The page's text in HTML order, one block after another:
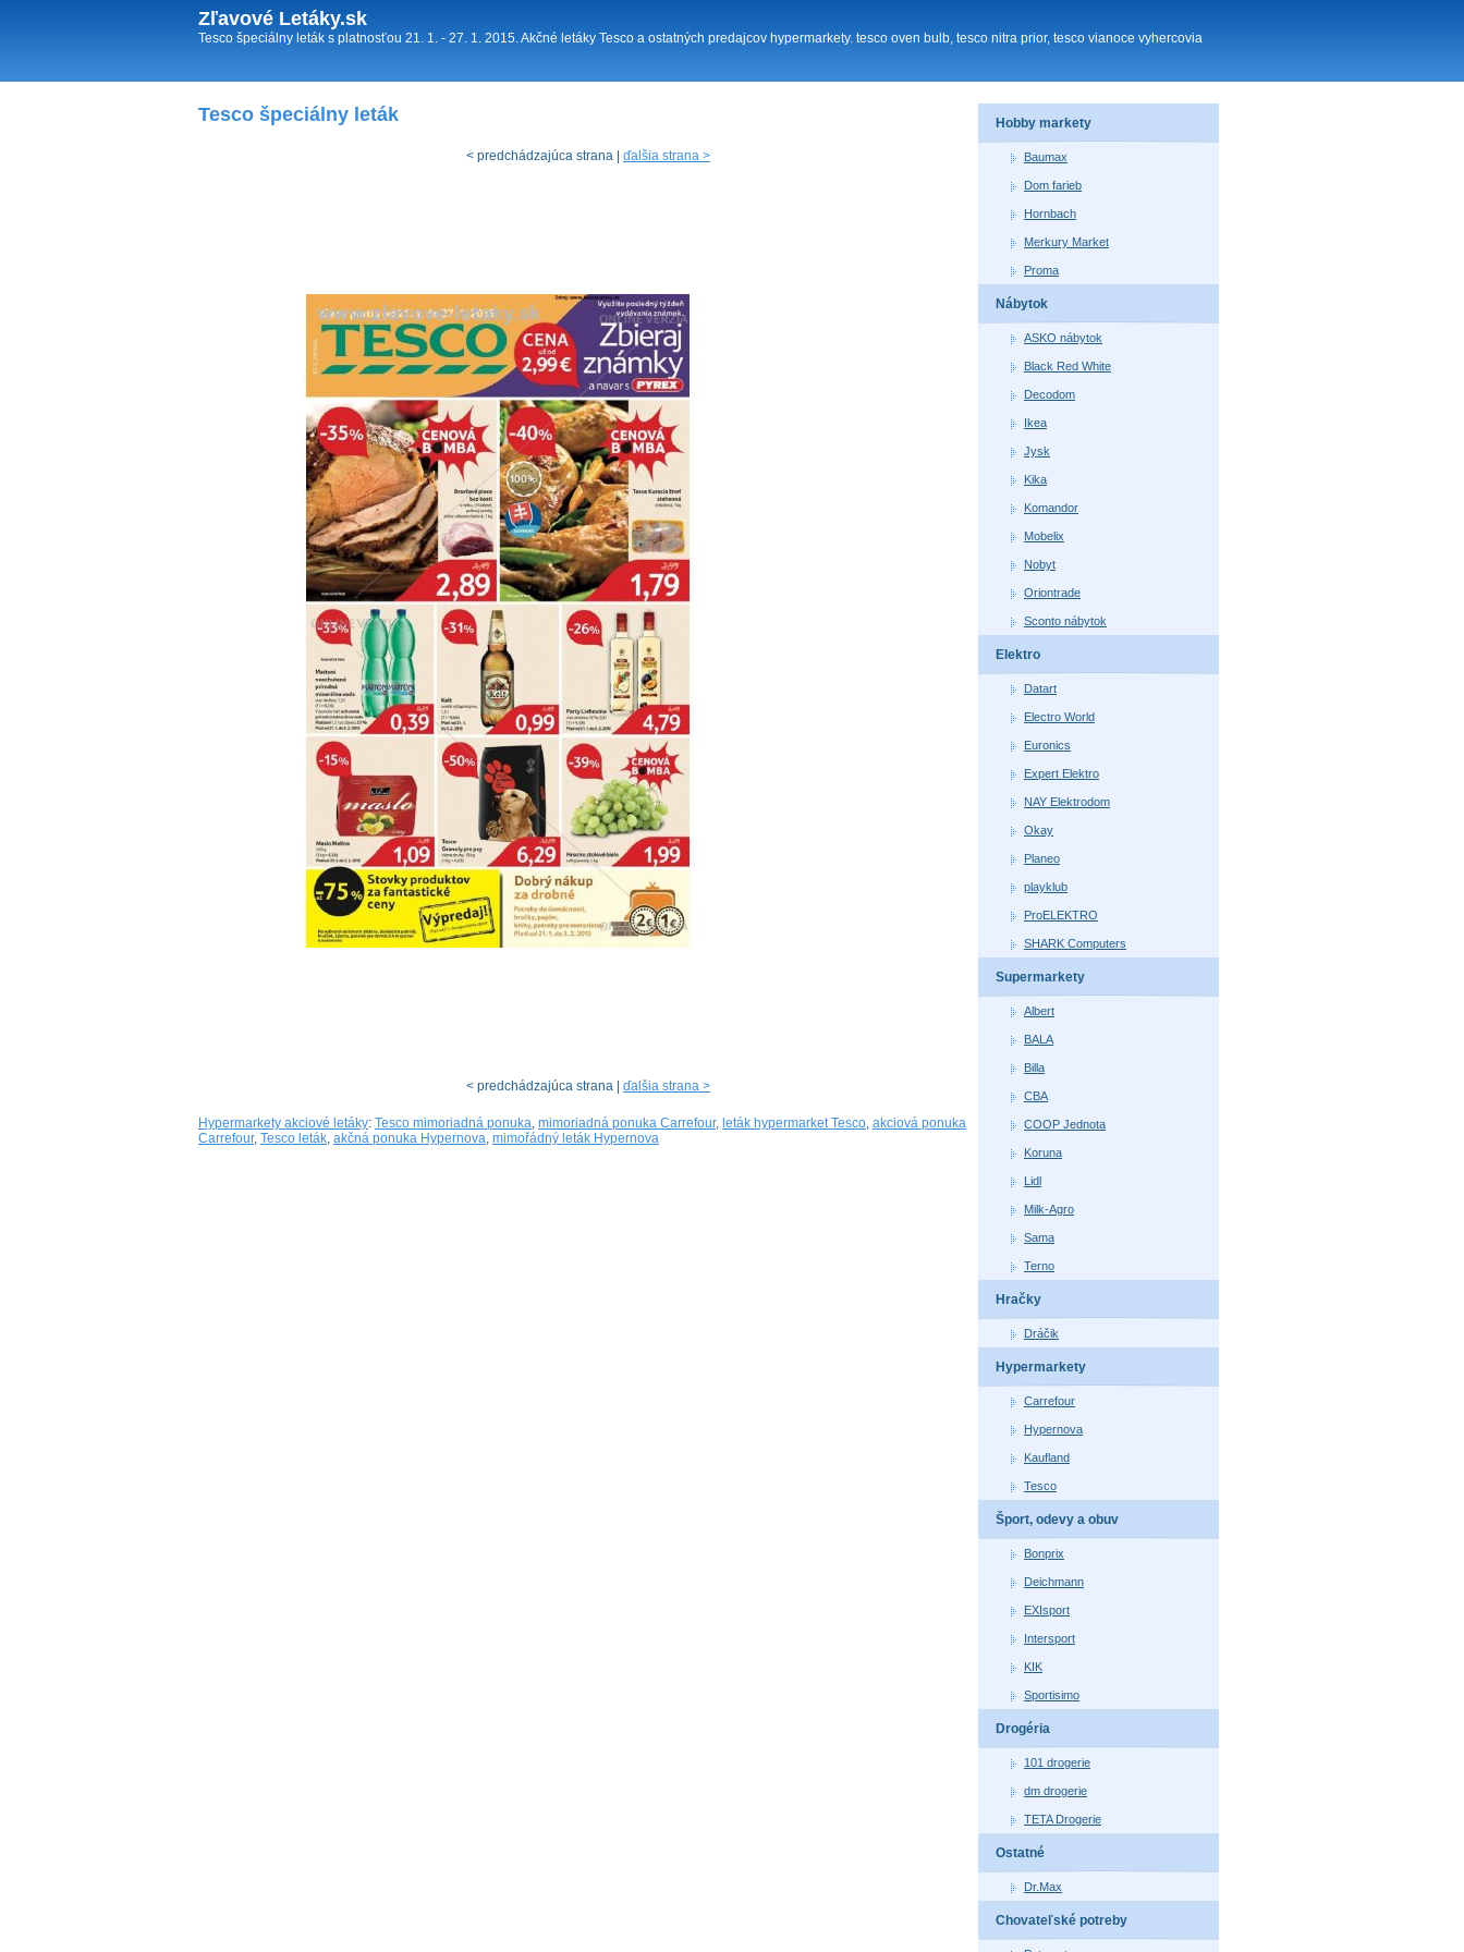
Zľavové Letáky.sk
Tesco špeciálny leták s platnosťou 21. 1. - 27. 1. 2015. Akčné letáky Tesco a ostatných predajcov hypermarkety. tesco oven bulb, tesco nitra prior, tesco vianoce vyhercovia
Tesco špeciálny leták
< predchádzajúca strana | ďalšia strana >
< predchádzajúca strana | ďalšia strana >
Hypermarkety akciové letáky: Tesco mimoriadná ponuka, mimoriadná ponuka Carrefour, leták hypermarket Tesco, akciová ponuka
Carrefour, Tesco leták, akčná ponuka Hypernova, mimořádný leták Hypernova
Hobby markety
Baumax
Dom farieb
Hornbach
Merkury Market
Proma
Nábytok
ASKO nábytok
Black Red White
Decodom
Ikea
Jysk
Kika
Komandor
Mobelix
Nobyt
Oriontrade
Sconto nábytok
Elektro
Datart
Electro World
Euronics
Expert Elektro
NAY Elektrodom
Okay
Planeo
playklub
ProELEKTRO
SHARK Computers
Supermarkety
Albert
BALA
Billa
CBA
COOP Jednota
Koruna
Lidl
Milk-Agro
Sama
Terno
Hračky
Dráčik
Hypermarkety
Carrefour
Hypernova
Kaufland
Tesco
Šport, odevy a obuv
Bonprix
Deichmann
EXIsport
Intersport
KIK
Sportisimo
Drogéria
101 drogerie
dm drogerie
TETA Drogerie
Ostatné
Dr.Max
Chovateľské potreby